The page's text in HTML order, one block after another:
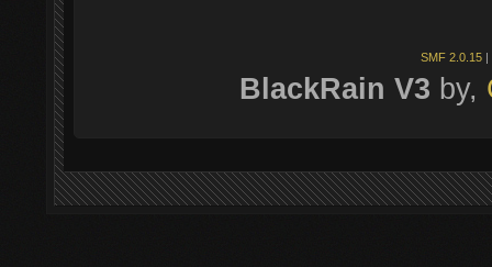
SMF 2.0.15 |
BlackRain V3 by,